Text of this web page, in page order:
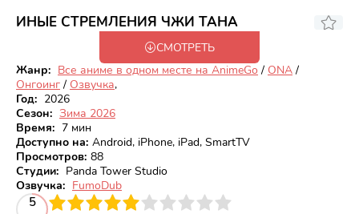
ИНЫЕ СТРЕМЛЕНИЯ ЧЖИ ТАНА
СМОТРЕТЬ
Жанр: Все аниме в одном месте на AnimeGo / ONA /
Онгоинг / Озвучка,
Год: 2026
Сезон: Зима 2026
Время: 7 мин
Доступно на: Android, iPhone, iPad, SmartTV
Просмотров: 88
Студии: Panda Tower Studio
Озвучка: FumoDub
5
4 5 6 7 8 9 10